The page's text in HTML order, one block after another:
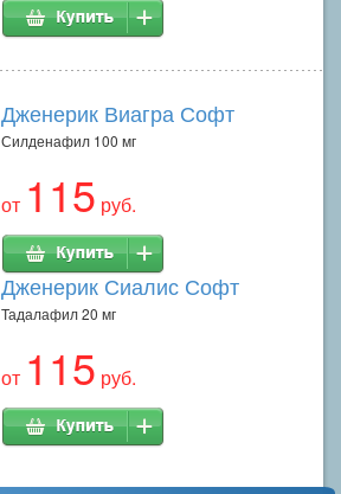
Дженерик Виагра Софт
Силденафил 100 мг
от 115 руб.
Дженерик Сиалис Софт
Тадалафил 20 мг
от 115 руб.